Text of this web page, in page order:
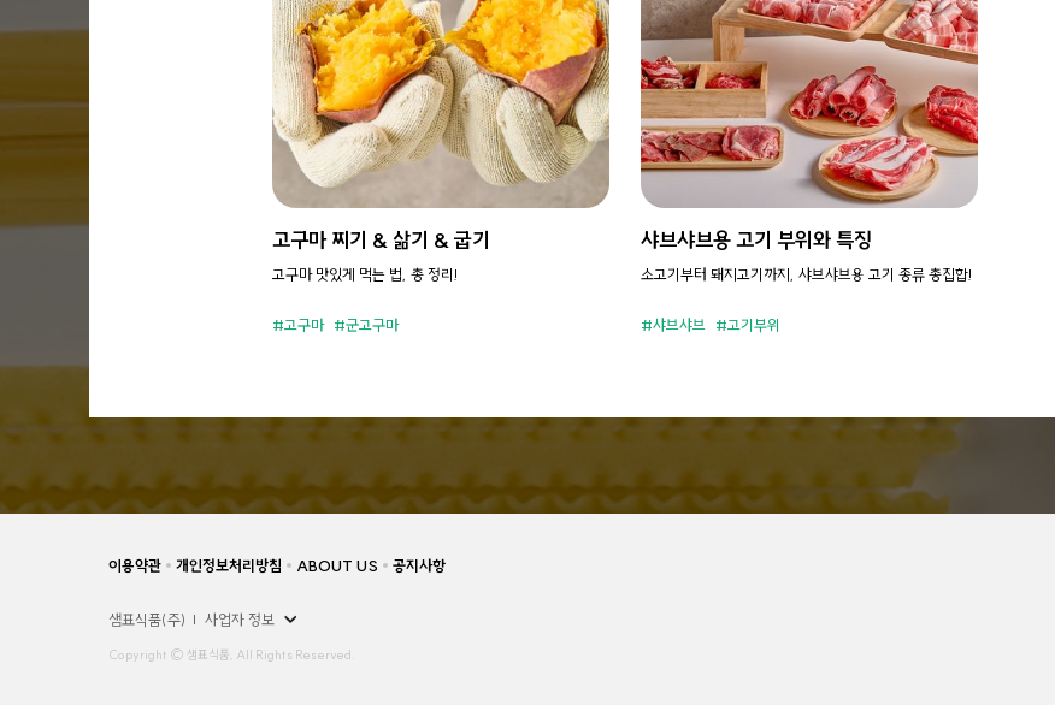
고구마 찌기 & 삶기 & 굽기
고구마 맛있게 먹는 법, 총 정리!
고구마 군고구마
샤브샤브용 고기 부위와 특징
소고기부터 돼지고기까지, 샤브샤브용 고기 종류 총집합!
샤브샤브 고기부위
이용약관 개인정보처리방침 ABOUT US 공지사항
샘표식품(주) 사업자 정보
Copyright © 샘표식품, All Rights Reserved.